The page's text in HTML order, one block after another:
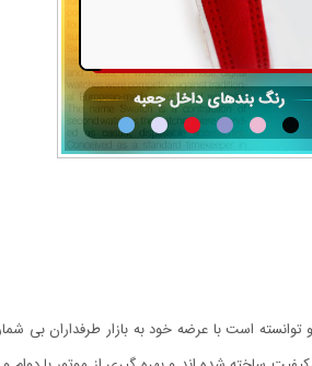
و توانسته است با عرضه خود به بازار طرفداران